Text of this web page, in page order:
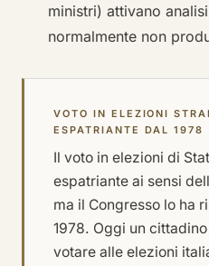
ministri) attivano
normalmente non
VOTO IN ELEZIONI
ESPATRIANTE DAL 1978
Il voto in elezioni di
espatriante ai sensi
ma il Congresso lo ha
1978. Oggi un
votare alle elezioni